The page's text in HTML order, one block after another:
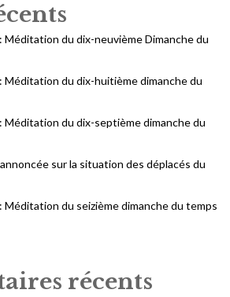
du dix-neuvième Dimanche du
Méditation du dix-huitième dimanche du
Méditation du dix-septième dimanche du
sur la situation des déplacés du
du seizième dimanche du temps
récents